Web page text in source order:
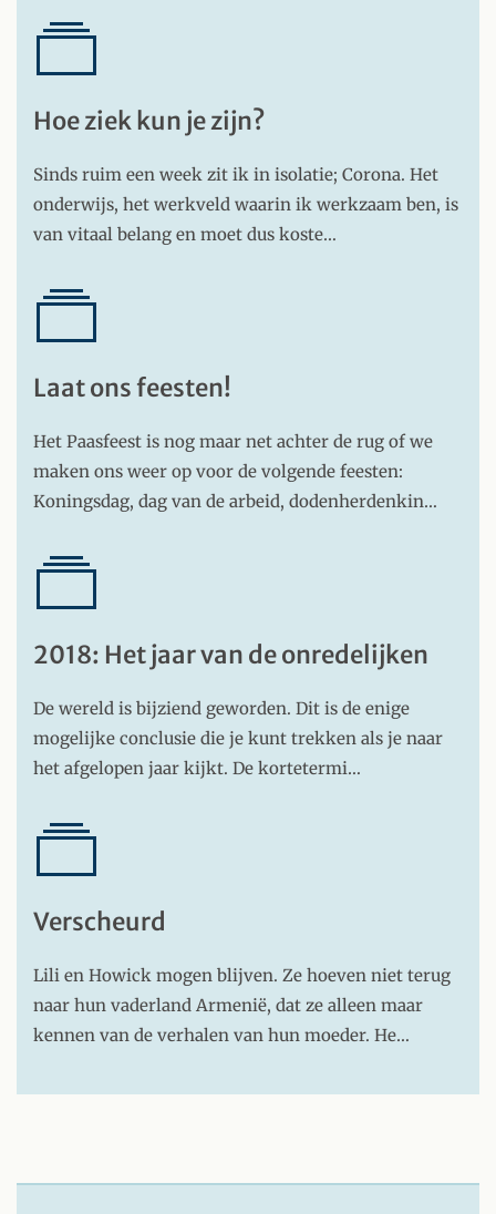
Hoe ziek kun je zijn?
Sinds ruim een week zit ik in isolatie; Corona. Het
onderwijs, het werkveld waarin ik werkzaam ben, is
van vitaal belang en moet dus koste…
Laat ons feesten!
Het Paasfeest is nog maar net achter de rug of we
maken ons weer op voor de volgende feesten:
Koningsdag, dag van de arbeid, dodenherdenkin…
2018: Het jaar van de onredelijken
De wereld is bijziend geworden. Dit is de enige
mogelijke conclusie die je kunt trekken als je naar
het afgelopen jaar kijkt. De kortetermi…
Verscheurd
Lili en Howick mogen blijven. Ze hoeven niet terug
naar hun vaderland Armenië, dat ze alleen maar
kennen van de verhalen van hun moeder. He…